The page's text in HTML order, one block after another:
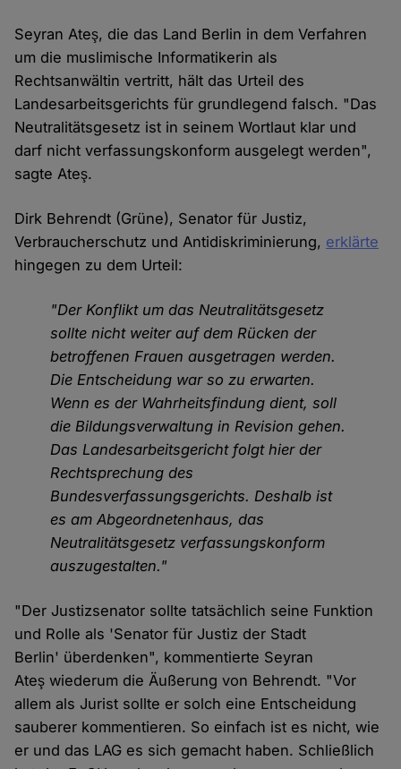
Seyran Ateş, die das Land Berlin in dem Verfahren
um die muslimische Informatikerin als
Rechtsanwältin vertritt, hält das Urteil des
Landesarbeitsgerichts für grundlegend falsch. "Das
Neutralitätsgesetz ist in seinem Wortlaut klar und
darf nicht verfassungskonform ausgelegt werden",
sagte Ateş.
Dirk Behrendt (Grüne), Senator für Justiz,
Verbraucherschutz und Antidiskriminierung, erklärte
hingegen zu dem Urteil:
"Der Konflikt um das Neutralitätsgesetz
sollte nicht weiter auf dem Rücken der
betroffenen Frauen ausgetragen werden.
Die Entscheidung war so zu erwarten.
Wenn es der Wahrheitsfindung dient, soll
die Bildungsverwaltung in Revision gehen.
Das Landesarbeitsgericht folgt hier der
Rechtsprechung des
Bundesverfassungsgerichts. Deshalb ist
es am Abgeordnetenhaus, das
Neutralitätsgesetz verfassungskonform
auszugestalten."
"Der Justizsenator sollte tatsächlich seine Funktion
und Rolle als 'Senator für Justiz der Stadt
Berlin' überdenken", kommentierte Seyran
Ateş wiederum die Äußerung von Behrendt. "Vor
allem als Jurist sollte er solch eine Entscheidung
sauberer kommentieren. So einfach ist es nicht, wie
er und das LAG es sich gemacht haben. Schließlich